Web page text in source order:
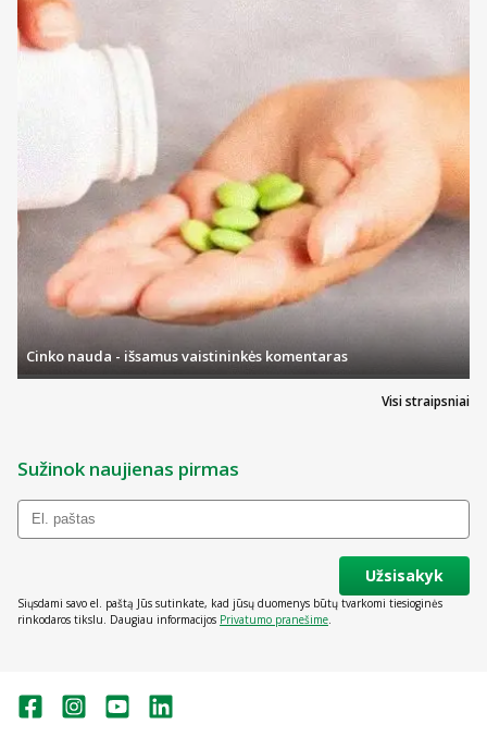
Visi straipsniai
Cinko nauda - išsamus vaistininkės komentaras
Sužinok naujienas pirmas
Užsisakyk
Siųsdami savo el. paštą Jūs sutinkate, kad jūsų duomenys būtų tvarkomi tiesioginės
rinkodaros tikslu. Daugiau informacijos Privatumo pranešime.